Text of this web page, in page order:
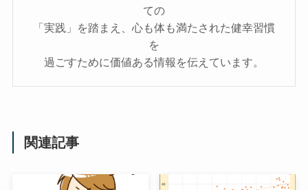
ての
「実践」を踏まえ、心も体も満たされた健幸習慣
を
過ごすために価値ある情報を伝えています。
関連記事